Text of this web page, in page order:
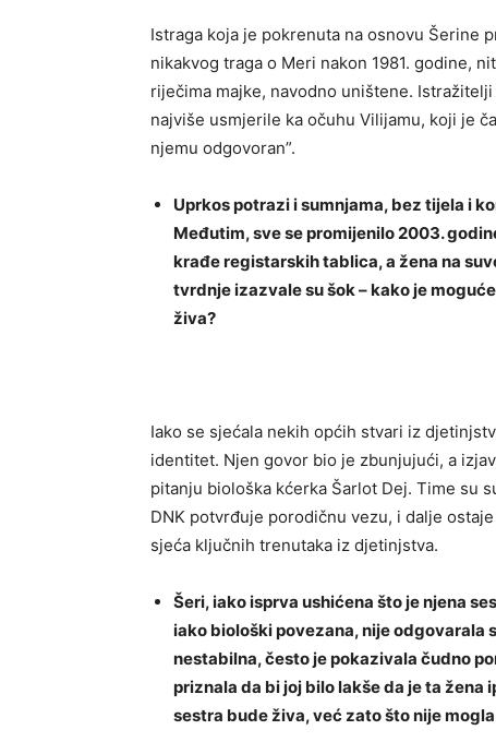
Istraga koja je pokrenuta na osnovu Šerine
nikakvog traga o Meri nakon 1981. godine,
riječima majke, navodno uništene.
najviše usmjerile ka očuhu Vilijamu, koji je
njemu odgovoran”.
Uprkos potrazi i sumnjama, bez tijela i
Međutim, sve se promijenilo 2003.
krađe registarskih tablica, a žena na
tvrdnje izazvale su šok – kako je
živa?
Iako se sjećala nekih općih stvari iz
identitet. Njen govor bio je zbunjujući, a
pitanju biološka kćerka Šarlot Dej. Time su
DNK potvrđuje porodičnu vezu, i dalje
sjeća ključnih trenutaka iz djetinjstva.
Šeri, iako isprva ushićena što je njena
iako biološki povezana, nije odgovarala
nestabilna, često je pokazivala čudno
priznala da bi joj bilo lakše da je ta žena
sestra bude živa, već zato što nije